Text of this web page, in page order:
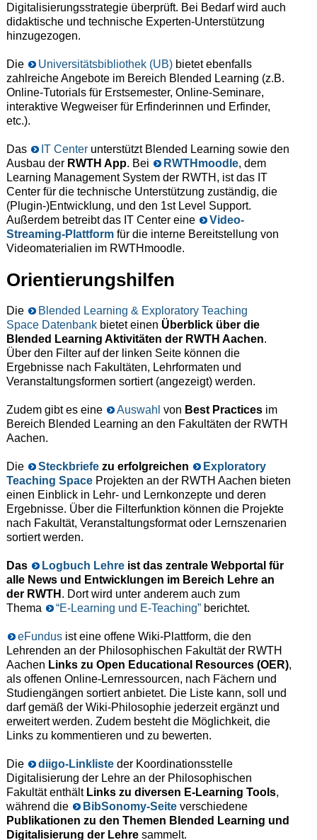
Digitalisierungsstrategie überprüft. Bei Bedarf wird auch
didaktische und technische Experten-Unterstützung
hinzugezogen.
Die Universitätsbibliothek (UB)bietet ebenfalls
zahlreiche Angebote im Bereich Blended Learning (z.B.
Online-Tutorials für Erstsemester, Online-Seminare,
interaktive Wegweiser für Erfinderinnen und Erfinder,
etc.).
Das IT Centerunterstützt Blended Learning sowie den
Ausbau der RWTH App. Bei RWTHmoodle, dem
Learning Management System der RWTH, ist das IT
Center für die technische Unterstützung zuständig, die
(Plugin-)Entwicklung, und den 1st Level Support.
Außerdem betreibt das IT Center eine
Video-
Streaming-Plattformfür die interne Bereitstellung von
Videomaterialien im RWTHmoodle.
Orientierungshilfen
Die
Blended Learning & Exploratory Teaching
Space Datenbankbietet einen Überblick über die
Blended Learning Aktivitäten der RWTH Aachen.
Über den Filter auf der linken Seite können die
Ergebnisse nach Fakultäten, Lehrformaten und
Veranstaltungsformen sortiert (angezeigt) werden.
Zudem gibt es eine Auswahl von Best Practicesim
Bereich Blended Learning an den Fakultäten der RWTH
Aachen.
Die Steckbriefezu erfolgreichen
Exploratory
Teaching Space Projekten an der RWTH Aachen bieten
einen Einblick in Lehr- und Lernkonzepte und deren
Ergebnisse. Über die Filterfunktion können die Projekte
nach Fakultät, Veranstaltungsformat oder Lernszenarien
sortiert werden.
Das Logbuch Lehreist das zentrale Webportal für
alle News und Entwicklungen im Bereich Lehre an
der RWTH . Dort wird unter anderem auch zum
Thema
“E-Learning und E-Teaching”berichtet.
eFundusist eine offene Wiki-Plattform, die den
Lehrenden an der Philosophischen Fakultät der RWTH
Aachen Links zu Open Educational Resources (OER),
als offenen Online-Lernressourcen, nach Fächern und
Studiengängen sortiert anbietet. Die Liste kann, soll und
darf gemäß der Wiki-Philosophie jederzeit ergänzt und
erweitert werden. Zudem besteht die Möglichkeit, die
Links zu kommentieren und zu bewerten.
Die diigo-Linklisteder Koordinationsstelle
Digitalisierung der Lehre an der Philosophischen
Fakultät enthält Links zu diversen E-Learning Tools,
während die
BibSonomy-Seiteverschiedene
Publikationen zu den Themen Blended Learning und
Digitalisierung der Lehresammelt.